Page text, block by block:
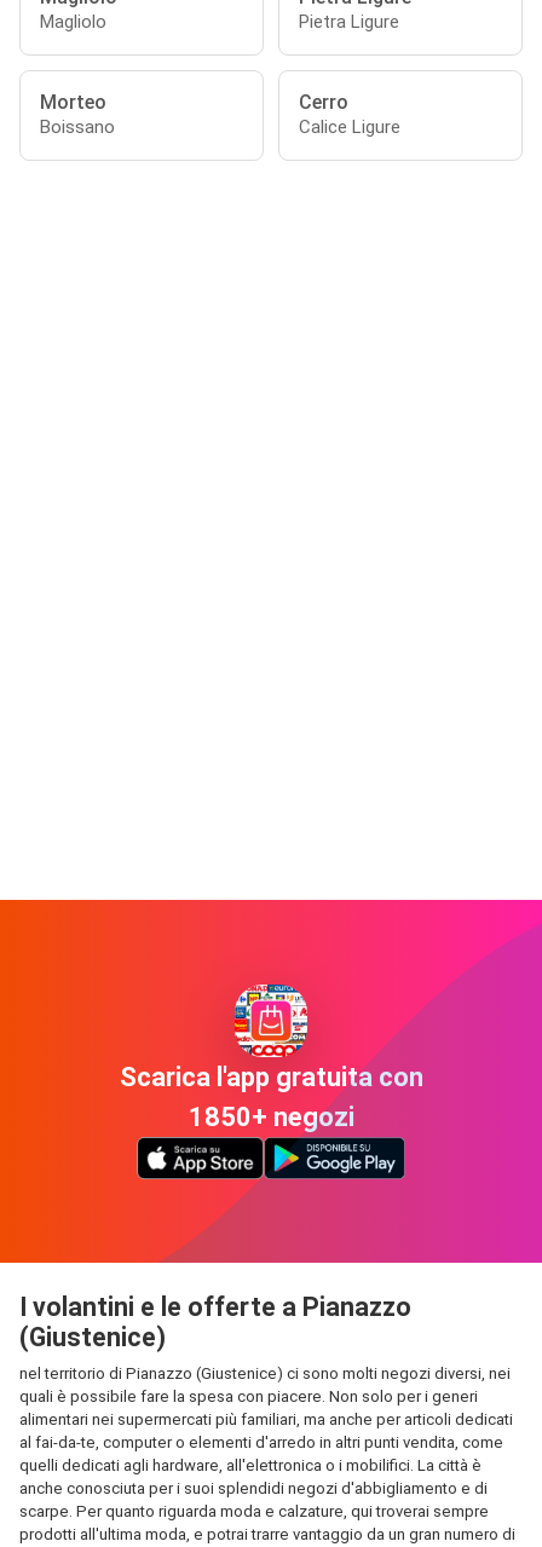
Magliolo Pietra Ligure
Morteo
Boissano
Cerro
Calice Ligure
Scarica l'app gratuita con
1850+ negozi
I volantini e le offerte a Pianazzo
(Giustenice)
nel territorio di Pianazzo (Giustenice) ci sono molti negozi diversi, nei
quali è possibile fare la spesa con piacere. Non solo per i generi
alimentari nei supermercati più familiari, ma anche per articoli dedicati
al fai-da-te, computer o elementi d'arredo in altri punti vendita, come
quelli dedicati agli hardware, all'elettronica o i mobilifici. La città è
anche conosciuta per i suoi splendidi negozi d'abbigliamento e di
scarpe. Per quanto riguarda moda e calzature, qui troverai sempre
prodotti all'ultima moda, e potrai trarre vantaggio da un gran numero di